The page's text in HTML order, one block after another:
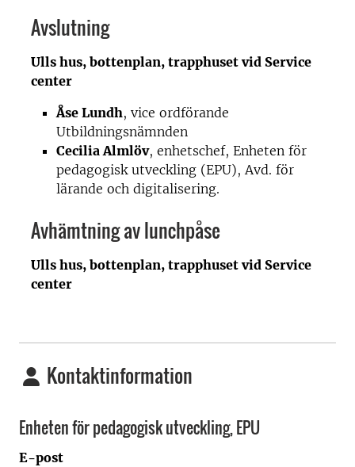
Avslutning
Ulls hus, bottenplan, trapphuset vid Service
center
Åse Lundh, vice ordförande
Utbildningsnämnden
Cecilia Almlöv, enhetschef, Enheten för
pedagogisk utveckling (EPU), Avd. för
lärande och digitalisering.
Avhämtning av lunchpåse
Ulls hus, bottenplan, trapphuset vid Service
center
Kontaktinformation
Enheten för pedagogisk utveckling, EPU
E-post